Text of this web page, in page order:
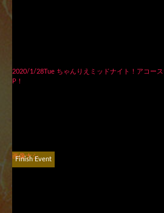
2020/1/28Tue ちゃんりえミッドナイト！アコー
P！
画像ナシ
Finish Event